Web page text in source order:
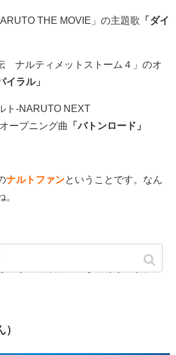
THE MOVIE」の主題歌 「ダイ
ナルティメットストーム４」のオ
イラル」
ト‐NARUTO NEXT
ープニング曲
「バトンロード」
ナルトファンということです。なん
ージックフェスタでは、カナブーン
歌うことは間違いなさそうですね。